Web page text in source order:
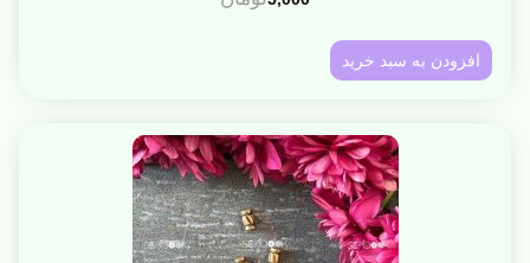
افزودن به سبد خرید